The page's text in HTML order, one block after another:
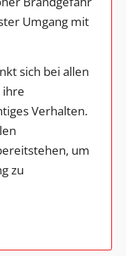
Umgang mit
sich bei allen
ihre
Verhalten.
um
zu